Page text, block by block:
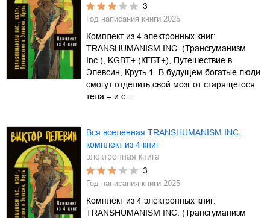
3
Год написания книги 2025
Комплект из 4 электронных книг:
TRANSHUMANISM INC. (Трансгуманизм
Inc.), KGBT+ (КГБТ+), Путешествие в
Элевсин, Круть 1. В будущем богатые люди
смогут отделить свой мозг от старящегося
тела – и с…
Вся вселенная TRANSHUMANISM INC.:
комплект из 4 книг
электронная книга
3
Год написания книги 2025
Комплект из 4 электронных книг:
TRANSHUMANISM INC. (Трансгуманизм